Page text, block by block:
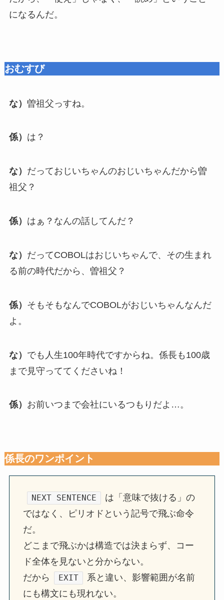
になるんだ。
おむすび
な） 曽祖父っすね。
係） は？
な） だっておじいちゃんのおじいちゃんだから曽
祖父？
係） はぁ？なんの話してんだ？
な） だってCOBOLはおじいちゃんで、その生まれ
る前の時代だから、曽祖父？
係） そもそもなんでCOBOLがおじいちゃんなんだ
よ。
な） でも人生100年時代ですからね。係長も100歳
まで見守っててくださいね！
係） お前いつまで会社にいるつもりだよ…。
係長のワンポイント
NEXT SENTENCE
は「意味で抜ける」の
ではなく、ピリオドという記号で飛ぶ命令
だ。
どこまで飛ぶかは構造では決まらず、コー
ド全体を見ないと分からない。
だから
EXIT
系と違い、影響範囲が名前
にも構文にも現れない。